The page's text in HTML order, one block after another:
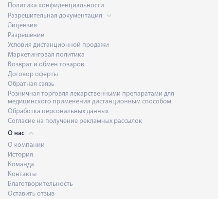
Политика конфиденциальности
Разрешительная документация
Лицензия
Разрешение
Условия дистанционной продажи
Маркетинговая политика
Возврат и обмен товаров
Договор оферты
Обратная связь
Розничная торговля лекарственными препаратами для
медицинского применения дистанционным способом
Обработка персональных данных
Согласие на получение рекламных рассылок
О нас
О компании
История
Команда
Контакты
Благотворительность
Оставить отзыв